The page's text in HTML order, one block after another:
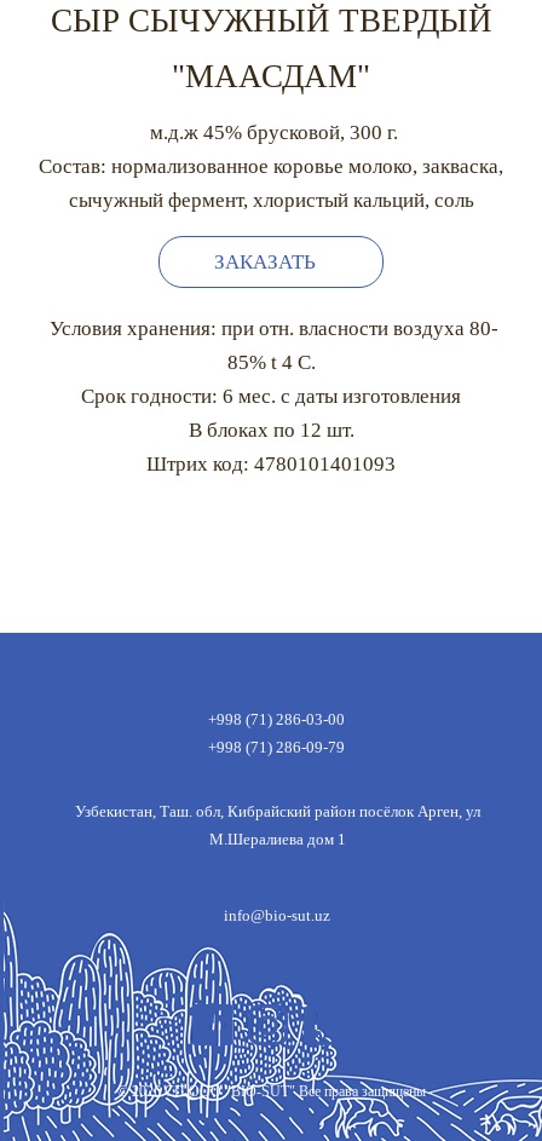
СЫР СЫЧУЖНЫЙ ТВЕРДЫЙ
"МААСДАМ"
м.д.ж 45% брусковой, 300 г.
Состав: нормализованное коровье молоко, закваска,
сычужный фермент, хлористый кальций, соль
ЗАКАЗАТЬ
Условия хранения: при отн. власности воздуха 80-
85% t 4 С.
Срок годности: 6 мес. с даты изготовления
В блоках по 12 шт.
Штрих код: 4780101401093
+998 (71) 286-03-00
+998 (71) 286-09-79
Узбекистан, Таш. обл, Кибрайский район посёлок Арген, ул
М.Шералиева дом 1
info@bio-sut.uz
©2026СП ООО "BIO-SUT" Все права защищены